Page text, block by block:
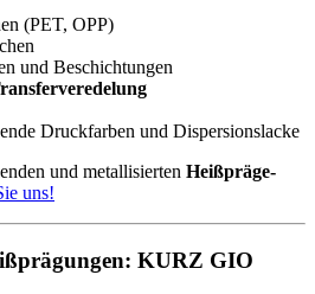
(PET, OPP)
und Beschichtungen
Druckfarben und Dispersionslacke
und metallisierten Heißpräge-
uns!
KURZ GIO